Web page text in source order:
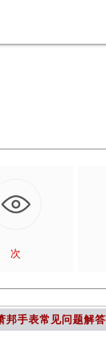
次
邦手表常见问题解答